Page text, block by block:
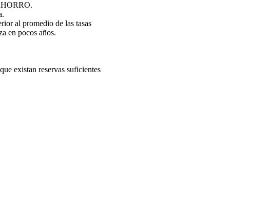
al promedio de las tasas
en pocos años.
existan reservas suficientes